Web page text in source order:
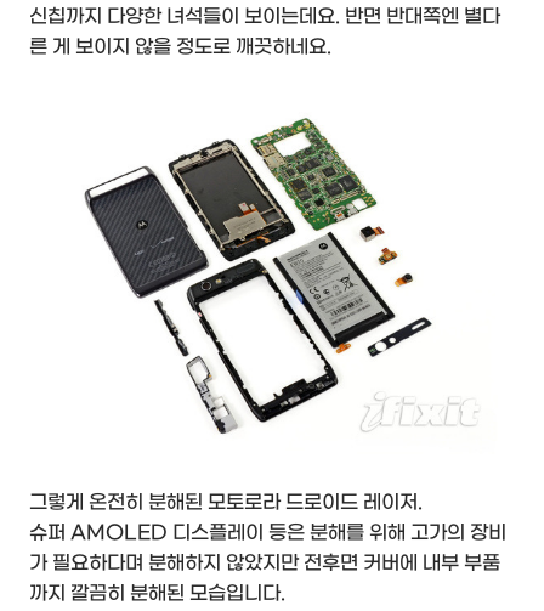
신칩까지 다양한 녀석들이 보이는데요. 반면 반대쪽엔 별다
른 게 보이지 않을 정도로 깨끗하네요.
그렇게 온전히 분해된 모토로라 드로이드 레이저.
슈퍼 AMOLED 디스플레이 등은 분해를 위해 고가의 장비
가 필요하다며 분해하지 않았지만 전후면 커버에 내부 부품
까지 깔끔히 분해된 모습입니다.